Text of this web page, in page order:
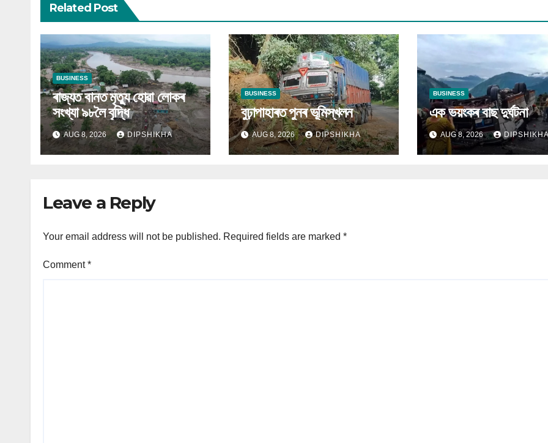
Related Post
BUSINESS
ৰাজ্যত বানত মৃত্যু হোৱা লোকৰ
সংখ্যা ৯৮লৈ বৃদ্ধি
AUG 8, 2026 DIPSHIKHA
BUSINESS
বুঢ়াপাহাৰত পুনৰ ভূমিস্খলন
AUG 8, 2026 DIPSHIKHA
BUSINESS
এক ভয়ংকৰ বাছ দুৰ্ঘটনা
AUG 8, 2026
Leave a Reply
Your email address will not be published. Required fields are marked *
Comment*